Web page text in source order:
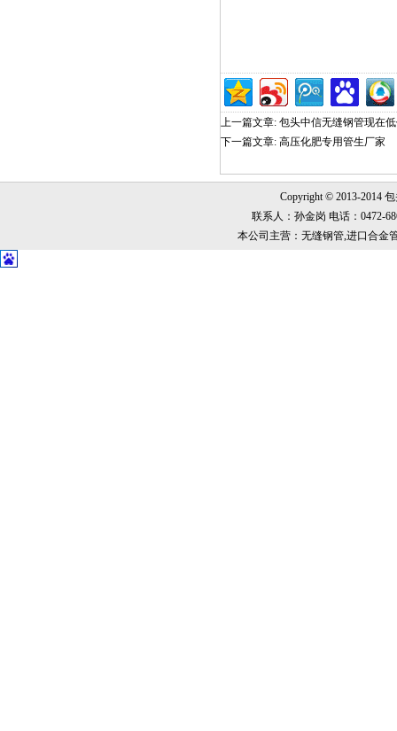
上一篇文章: 包头中信无缝钢管现在
下一篇文章: 高压化肥专用管生厂家
Copyright © 2013-2014
联系人：孙金岗 电话：0472-
本公司主营：无缝钢管,进口合金